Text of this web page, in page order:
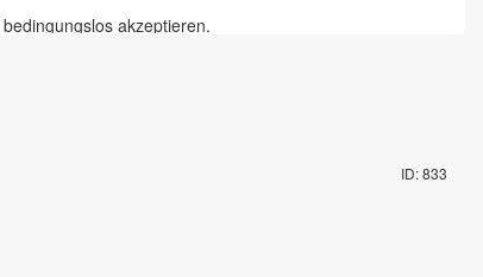
akzeptieren.
und die Artikel auf dem Auktionsgelände nach
ID: 833